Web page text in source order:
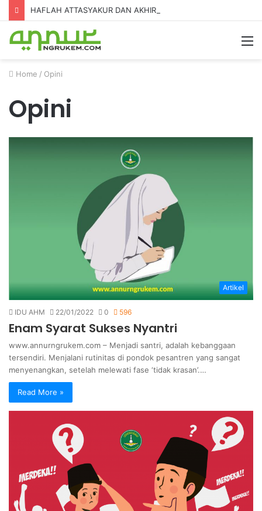
Home / Opini
Opini
Artikel
IDU AHM 22/01/2022 0 596
Enam Syarat Sukses Nyantri
www.annurngrukem.com – Menjadi santri, adalah kebanggaan
tersendiri. Menjalani rutinitas di pondok pesantren yang sangat
menyenangkan, setelah melewati fase ‘tidak krasan’.…
Read More »